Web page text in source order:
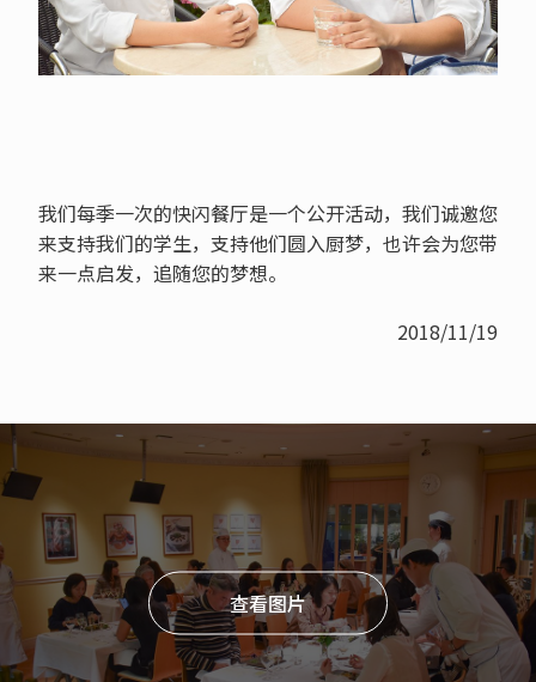
我们每季一次的快闪餐厅是一个公开活动，我们诚邀您
来支持我们的学生，支持他们圆入厨梦，也许会为您带
来一点启发，追随您的梦想。
2018/11/19
查看图片